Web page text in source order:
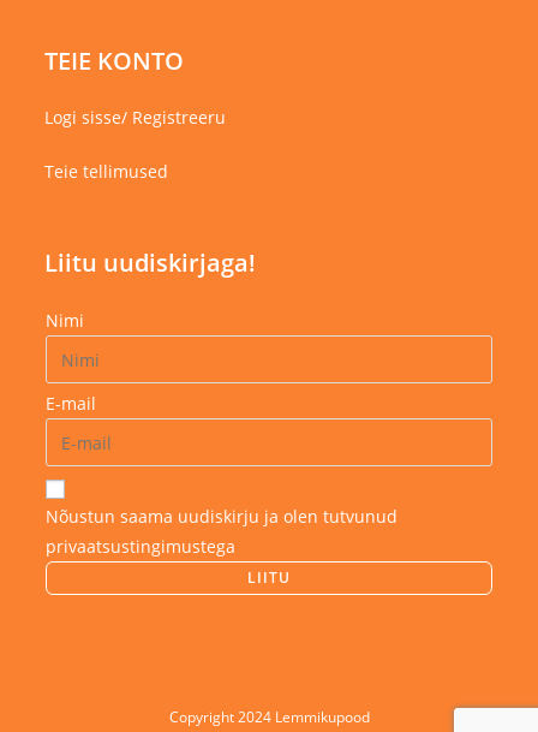
TEIE KONTO
Logi sisse/ Registreeru
Teie tellimused
Liitu uudiskirjaga!
Nimi
E-mail
Nõustun saama uudiskirju ja olen tutvunud
privaatsustingimustega
Copyright 2024 Lemmikupood